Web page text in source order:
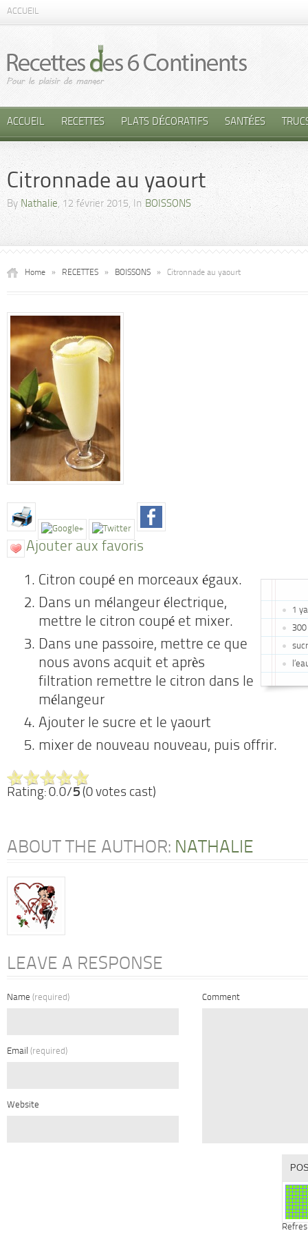
ACCUEIL
ACCUEIL RECETTES PLATS DÉCORATIFS SANTÉES
Citronnade au yaourt
By Nathalie, 12 février 2015, InBOISSONS
Home » RECETTES » BOISSONS » Citronnade au yaourt
Ajouter aux favoris
1
Citron coupé en morceaux égaux.
Dans un mélangeur électrique,
mettre le citron coupé et mixer.
Dans une passoire, mettre ce que
nous avons acquit et après
filtration remettre le citron dans le
mélangeur
Ajouter le sucre et le yaourt
mixer de nouveau nouveau, puis offrir.
Rating: 0.0/5 (0 votes cast)
ABOUT THE AUTHOR: NATHALIE
LEAVE A RESPONSE
Name (required)
Email (required)
Website
Comment